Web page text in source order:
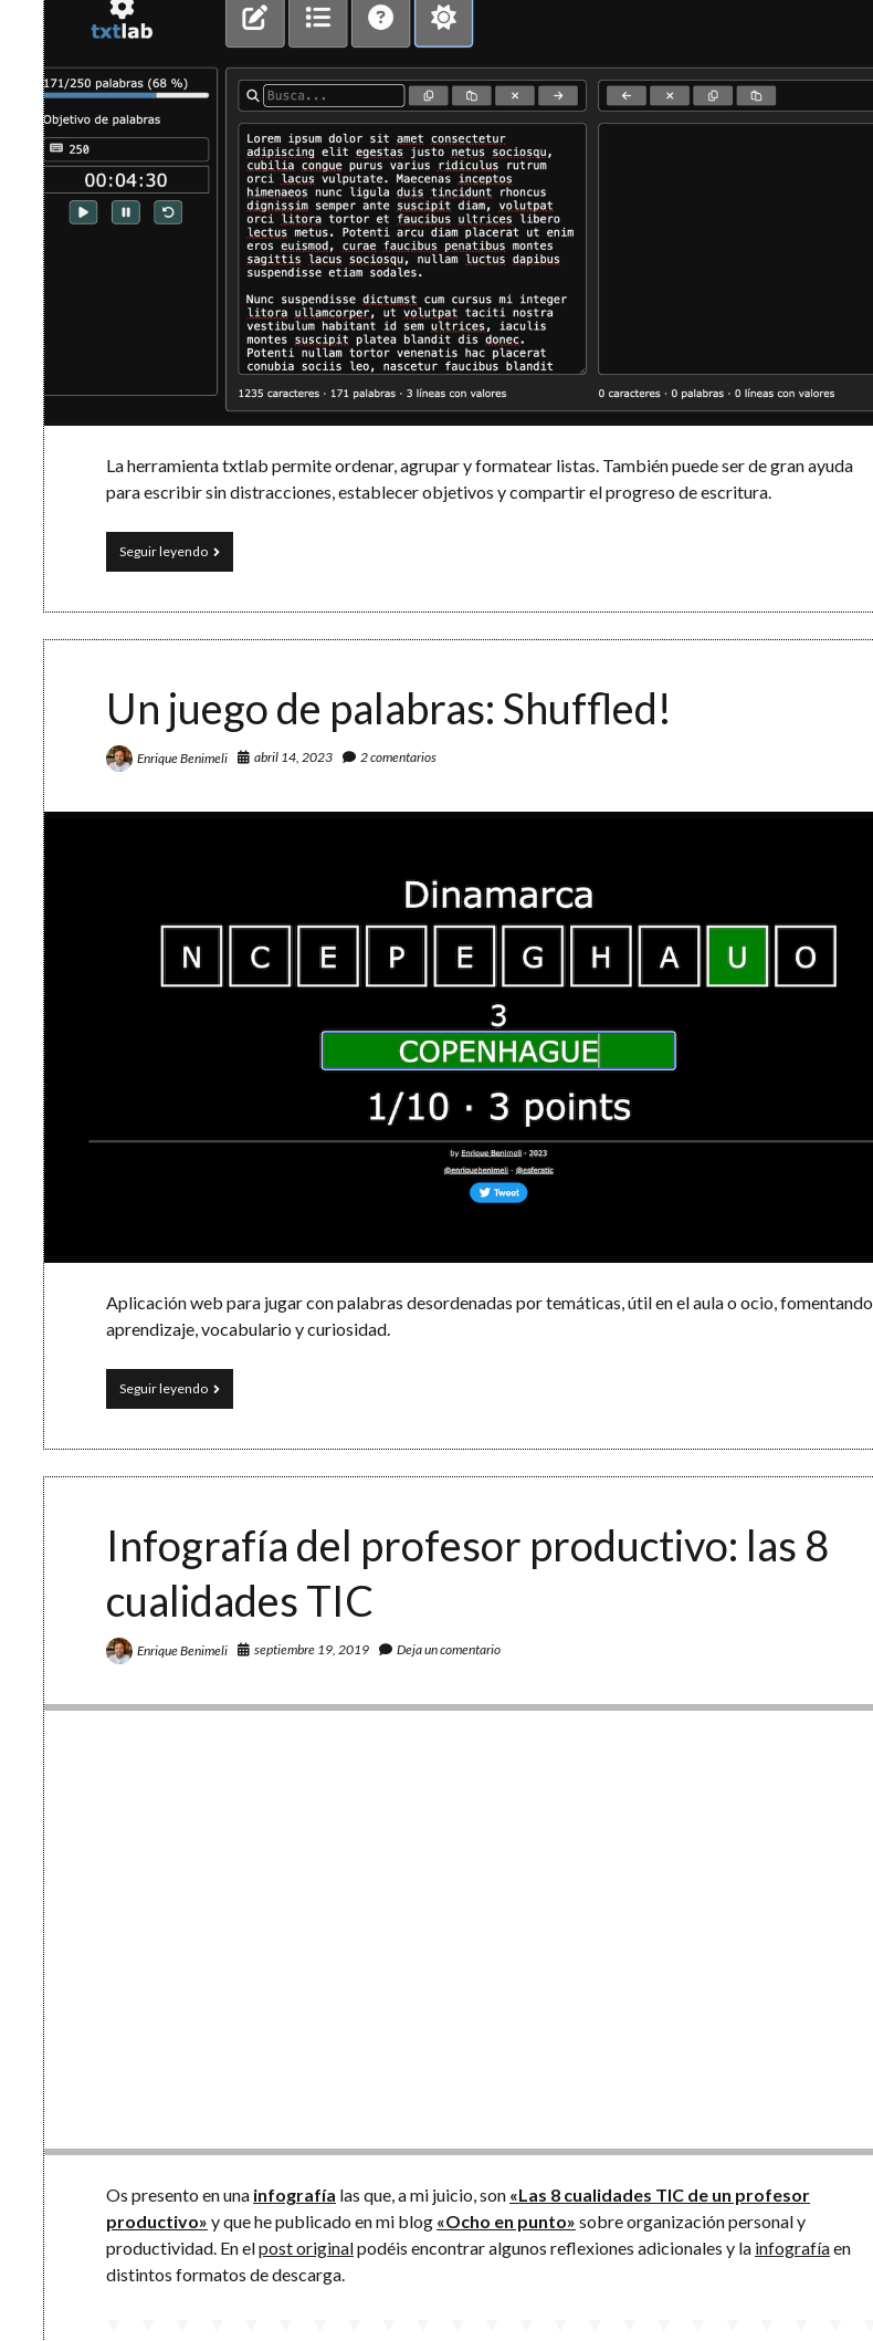
La herramienta txtlab permite ordenar, agrupar y formatear listas. También puede ser de gran ayuda
para escribir sin distracciones, establecer objetivos y compartir el progreso de escritura.
Seguir leyendoUn
laboratorio
texto
escribir
Un juego de palabras: Shuffled!
Enrique Benimeli abril 14, 2023 2 comentarios
Aplicación web para jugar con palabras desordenadas por temáticas, útil en el aula o ocio, fomentando
aprendizaje, vocabulario y curiosidad.
Seguir leyendoUn
juego
palabras:
Infografía del profesor productivo: las 8
cualidades TIC
Enrique Benimeli septiembre 19, 2019 Deja un comentario
Os presento en una infografía las que, a mi juicio, son «Las 8 cualidades TIC de un profesor
productivo» y que he publicado en mi blog «Ocho en punto» sobre organización personal y
productividad. En elpost originalpodéis encontrar algunos reflexiones adicionales y la infografíaen
distintos formatos de descarga.